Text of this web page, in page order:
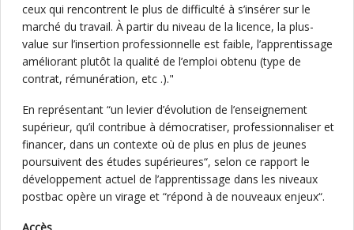
ceux qui rencontrent le plus de difficulté à s’insérer sur le
marché du travail. À partir du niveau de la licence, la plus-
value sur l’insertion professionnelle est faible, l’apprentissage
améliorant plutôt la qualité de l’emploi obtenu (type de
contrat, rémunération, etc .)."
En représentant “un levier d’évolution de l’enseignement
supérieur, qu’il contribue à démocratiser, professionnaliser et
financer, dans un contexte où de plus en plus de jeunes
poursuivent des études supérieures“, selon ce rapport le
développement actuel de l’apprentissage dans les niveaux
postbac opère un virage et “répond à de nouveaux enjeux“.